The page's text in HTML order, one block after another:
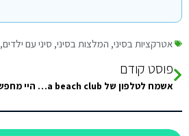
אטרקציות בסיני, המלצות בסיני, סיני עם ילדים,
פוסט קודם
אשמח לטלפון של manta beach club בנואבה. תודה????????